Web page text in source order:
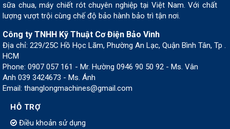
sữa chua, máy chiết rót chuyên nghiệp tại Việt Nam. Với chất
lượng vượt trội cùng chế độ bảo hành bảo trì tận nơi.
Công ty TNHH Kỹ Thuật Cơ Điện Bảo Vinh
Địa chỉ: 229/25C Hồ Học Lãm, Phường An Lạc, Quận Bình Tân, Tp .
HCM
Phone: 0907 057 161 - Mr. Hường 0946 90 50 92 - Ms. Vân
Anh 039 3424673 - Ms. Ánh
Email: thanglongmachines@gmail.com
HỖ TRỢ
Điều khoản sử dụng